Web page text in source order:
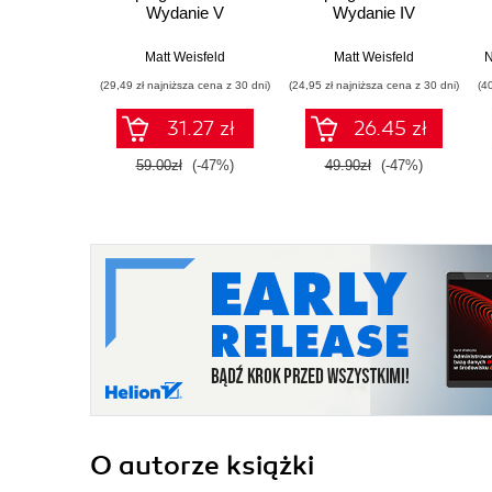
Wydanie V
Matt Weisfeld
(29,49 zł najniższa cena z 30 dni)
31.27 zł
59.00zł (-47%)
Wydanie IV
Matt Weisfeld
(24,95 zł najniższa cena z 30 dni)
26.45 zł
49.90zł (-47%)
O autorze książki